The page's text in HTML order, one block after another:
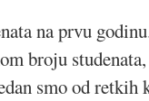
na prvu
broju
smo od retkih